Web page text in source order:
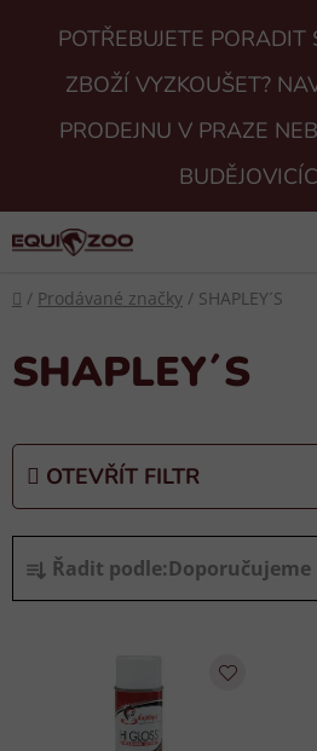
POTŘEBUJETE PORADIT
ZBOŽÍ VYZKOUŠET?
PRODEJNU V PRAZE
Domů
/ Prodávané značky / SHAPLEY´S
SHAPLEY´S
OTEVŘÍT FILTR
Ř
a
z
Řadit podle:Doporučujeme